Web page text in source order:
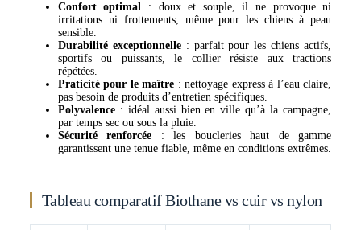
Confort optimal : doux et souple, il ne provoque ni
irritations ni frottements, même pour les chiens à peau
sensible.
Durabilité exceptionnelle: parfait pour les chiens actifs,
sportifs ou puissants, le collier résiste aux tractions
répétées.
Praticité pour le maître : nettoyage express à l’eau claire,
pas besoin de produits d’entretien spécifiques.
Polyvalence: idéal aussi bien en ville qu’à la campagne,
par temps sec ou sous la pluie.
Sécurité renforcée : les boucleries haut de gamme
garantissent une tenue fiable, même en conditions extrêmes.
Tableau comparatif Biothane vs cuir vs nylon